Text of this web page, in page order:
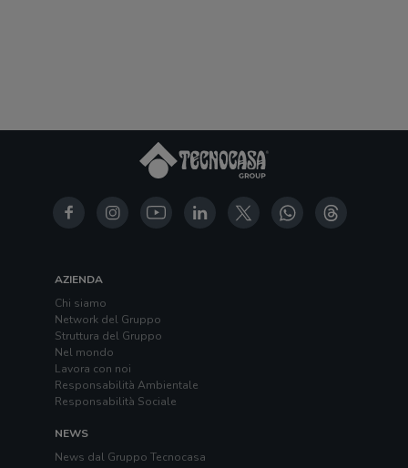
AZIENDA
Chi siamo
Network del Gruppo
Struttura del Gruppo
Nel mondo
Lavora con noi
Responsabilità Ambientale
Responsabilità Sociale
NEWS
News dal Gruppo Tecnocasa